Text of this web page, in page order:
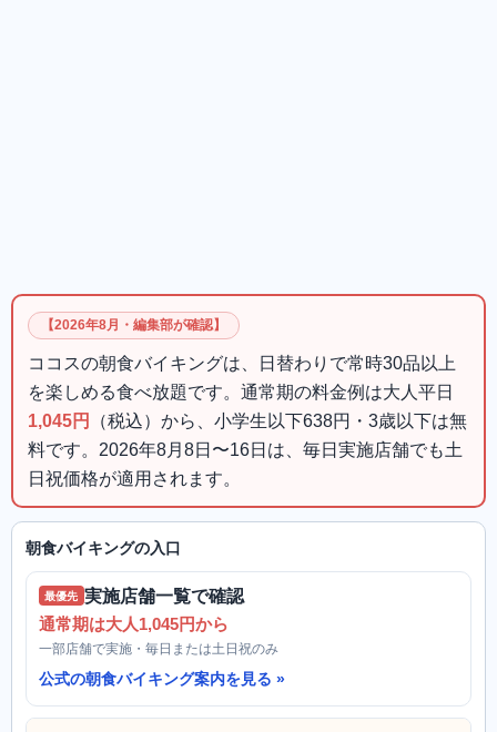
【2026年8月・編集部が確認】
ココスの朝食バイキングは、日替わりで常時30品以上
を楽しめる食べ放題です。通常期の料金例は大人平日
1,045円
（税込）から、小学生以下638円・3歳以下は無
料です。2026年8月8日〜16日は、毎日実施店舗でも土
日祝価格が適用されます。
朝食バイキングの入口
最優先 実施店舗一覧で確認
通常期は大人1,045円から
一部店舗で実施・毎日または土日祝のみ
公式の朝食バイキング案内を見る